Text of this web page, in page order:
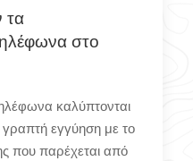
τα
στο
καλύπτονται
εγγύηση με το
που παρέχεται από